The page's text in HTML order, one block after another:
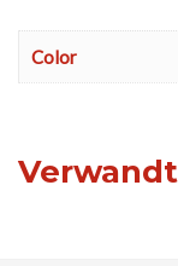
Color